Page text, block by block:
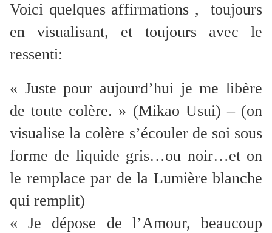
Voici quelques affirmations , toujours
en visualisant, et toujours avec le
ressenti:
« Juste pour aujourd’hui je me libère
de toute colère. » (Mikao Usui) – (on
visualise la colère s’écouler de soi sous
forme de liquide gris…ou noir…et on
le remplace par de la Lumière blanche
qui remplit)
« Je dépose de l’Amour, beaucoup